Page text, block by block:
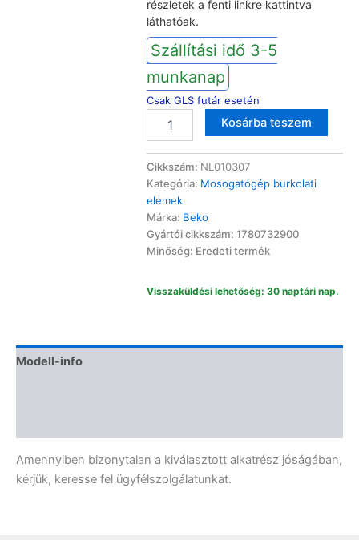
részletek a fenti linkre kattintva
láthatóak.
Szállítási idő 3-5
munkanap
Csak GLS futár esetén
mosogatógép
kezelőlap
1780732900
mennyiség
Kosárba teszem
Cikkszám: NL010307
Kategória: Mosogatógép burkolati
elemek
Márka: Beko
Gyártói cikkszám: 1780732900
Minőség: Eredeti termék
Visszaküldési lehetőség: 30 naptári nap.
Modell-info
Amennyiben bizonytalan a kiválasztott alkatrész jóságában,
kérjük, keresse fel ügyfélszolgálatunkat.